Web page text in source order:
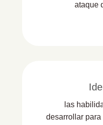
ataque
las
desarrollar